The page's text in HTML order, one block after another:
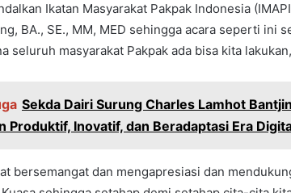
Ikatan Masyarakat Pakpak Indonesia
BA., SE., MM, MED sehingga acara seperti ini
seluruh masyarakat Pakpak ada bisa kita
Sekda Dairi Surung Charles Lamhot
Produktif, Inovatif, dan Beradaptasi Era
bersemangat dan mengapresiasi dan